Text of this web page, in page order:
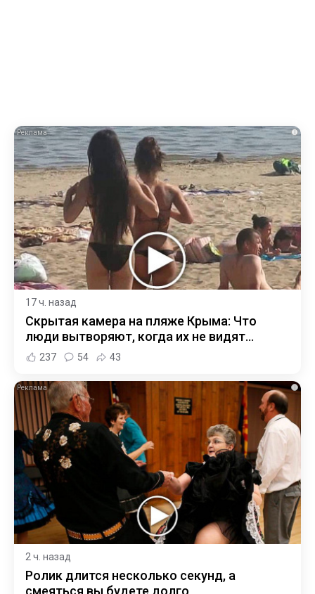
i
17 ч. назад
Скрытая камера на пляже Крыма: Что
люди вытворяют, когда их не видят...
237 54 43
i
2 ч. назад
Ролик длится несколько секунд, а